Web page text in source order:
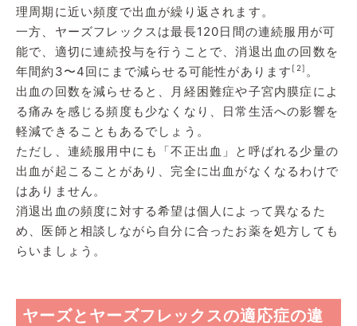
理周期に近い頻度で出血が繰り返されます。
一方、ヤーズフレックスは最長120日間の連続服用が可
能で、適切に連続投与を行うことで、消退出血の回数を
年間約3〜4回にまで減らせる可能性があります [2] 。
出血の回数を減らせると、月経困難症や子宮内膜症によ
る痛みを感じる頻度も少なくなり、日常生活への影響を
軽減できることもあるでしょう。
ただし、連続服用中にも「不正出血」と呼ばれる少量の
出血が起こることがあり、完全に出血がなくなるわけで
はありません。
消退出血の頻度に対する希望は個人によって異なるた
め、医師と相談しながら自分に合ったお薬を処方しても
らいましょう。
ヤーズとヤーズフレックスの適応症の違